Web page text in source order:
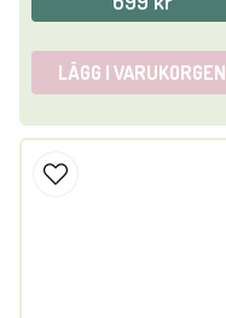
LÄGG I VARUKORGEN